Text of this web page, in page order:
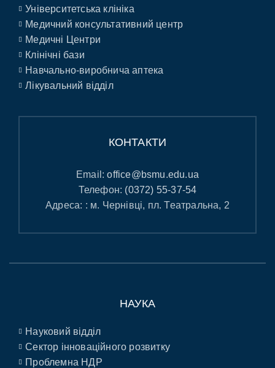
Університетська клініка
Медичний консультативний центр
Медичні Центри
Клінічні бази
Навчально-виробнича аптека
Лікувальний відділ
КОНТАКТИ
Email:office@bsmu.edu.ua
Телефон: (0372) 55-37-54
Адреса: : м. Чернівці, пл. Театральна, 2
НАУКА
Науковий відділ
Сектор інноваційного розвитку
Проблемна НДР